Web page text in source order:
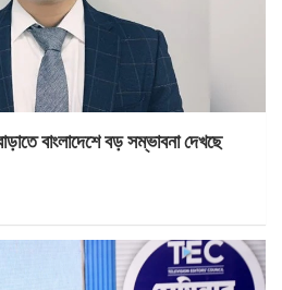
বাংলাদেশে বড় সম্ভাবনা দেখছে